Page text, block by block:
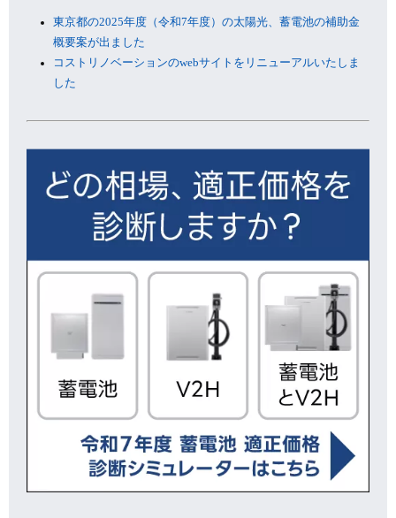
東京都の2025年度（令和7年度）の太陽光、蓄電池の補助金
概要案が出ました
コストリノベーションのwebサイトをリニューアルいたしま
した